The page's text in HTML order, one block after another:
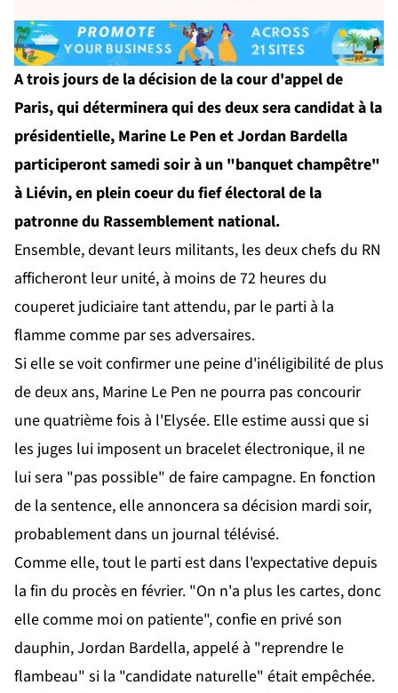
A trois jours de la décision de la cour d'appel de
Paris, qui déterminera qui des deux sera candidat à la
présidentielle, Marine Le Pen et Jordan Bardella
participeront samedi soir à un "banquet champêtre"
à Liévin, en plein coeur du fief électoral de la
patronne du Rassemblement national.
Ensemble, devant leurs militants, les deux chefs du RN
afficheront leur unité, à moins de 72 heures du
couperet judiciaire tant attendu, par le parti à la
flamme comme par ses adversaires.
Si elle se voit confirmer une peine d'inéligibilité de plus
de deux ans, Marine Le Pen ne pourra pas concourir
une quatrième fois à l'Elysée. Elle estime aussi que si
les juges lui imposent un bracelet électronique, il ne
lui sera "pas possible" de faire campagne. En fonction
de la sentence, elle annoncera sa décision mardi soir,
probablement dans un journal télévisé.
Comme elle, tout le parti est dans l'expectative depuis
la fin du procès en février. "On n'a plus les cartes, donc
elle comme moi on patiente", confie en privé son
dauphin, Jordan Bardella, appelé à "reprendre le
flambeau" si la "candidate naturelle" était empêchée.